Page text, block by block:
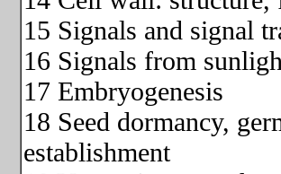
15 Signals and signal
16 Signals from
17 Embryogenesis
18 Seed dormancy,
establishment